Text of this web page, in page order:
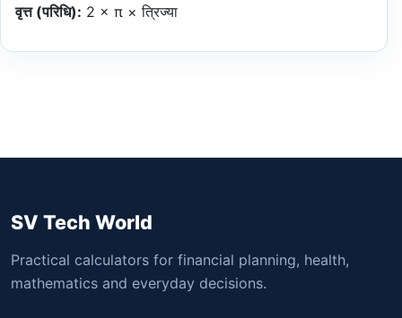
वृत्त (परिधि): 2 × π × त्रिज्या
SV Tech World
Practical calculators for financial planning, health,
mathematics and everyday decisions.